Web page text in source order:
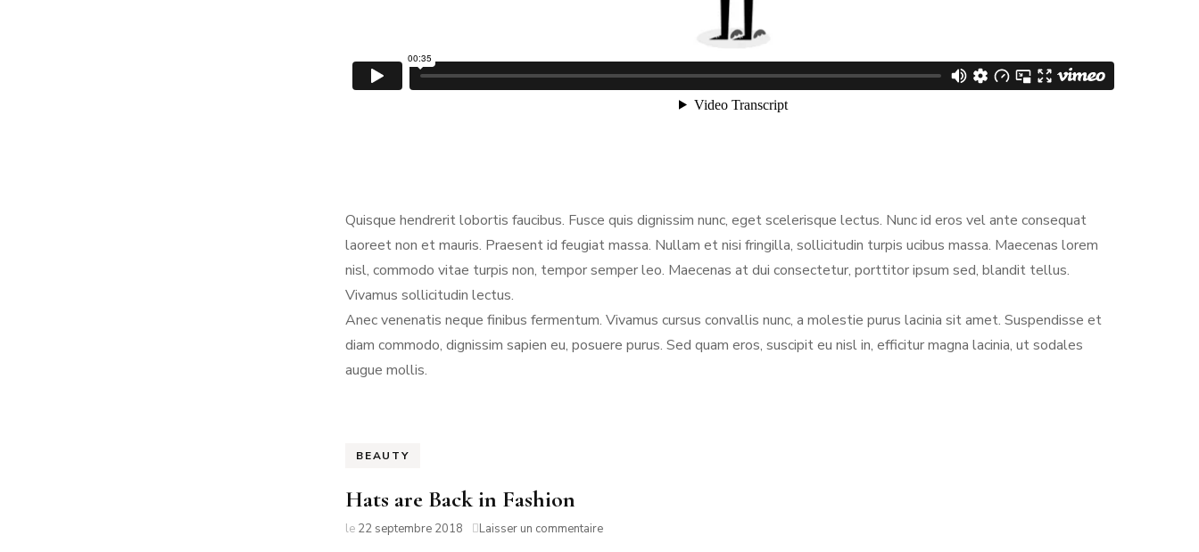
Quisque hendrerit lobortis faucibus. Fusce quis dignissim nunc, eget scelerisque lectus. Nunc id eros vel ante consequat
laoreet non et mauris. Praesent id feugiat massa. Nullam et nisi fringilla, sollicitudin turpis ucibus massa. Maecenas lorem
nisl, commodo vitae turpis non, tempor semper leo. Maecenas at dui consectetur, porttitor ipsum sed, blandit tellus.
Vivamus sollicitudin lectus.
Anec venenatis neque finibus fermentum. Vivamus cursus convallis nunc, a molestie purus lacinia sit amet. Suspendisse et
diam commodo, dignissim sapien eu, posuere purus. Sed quam eros, suscipit eu nisl in, efficitur magna lacinia, ut sodales
augue mollis.
BEAUTY
Hats are Back in Fashion
le 22 septembre 2018 Laisser un commentairesur